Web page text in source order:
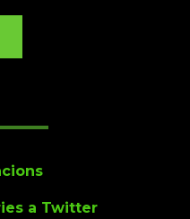
a Twitter